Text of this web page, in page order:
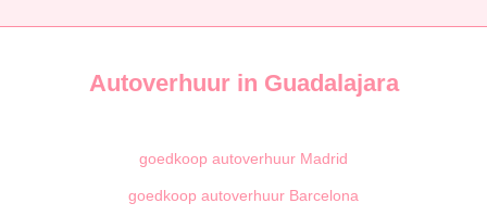
Autoverhuur in Guadalajara
goedkoop autoverhuur Madrid
goedkoop autoverhuur Barcelona